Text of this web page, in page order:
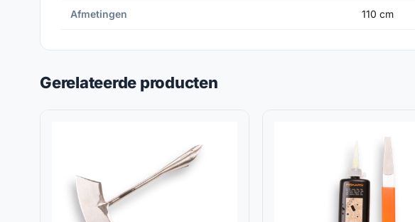
Afmetingen 110 cm
Gerelateerde producten